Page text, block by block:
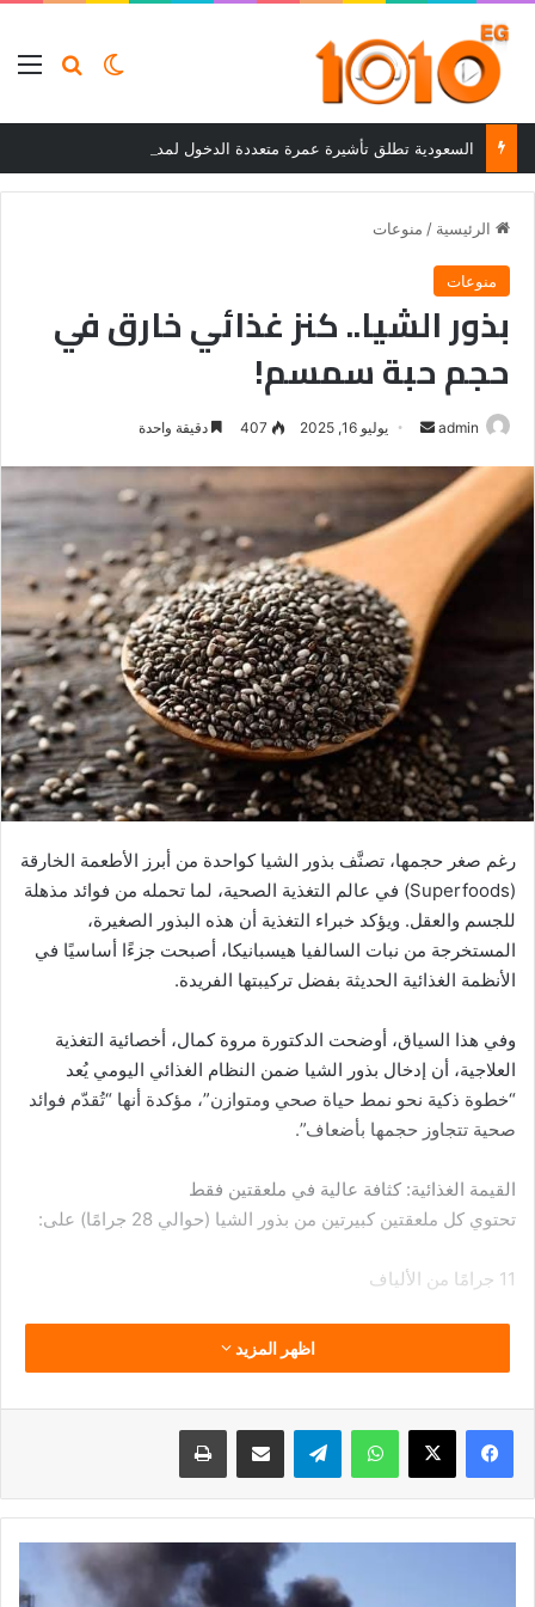
بحثالوضع
الرئيسية / منوعات
منوعات
بذور الشيا.. كنز غذائي خارق في
حجم حبة سمسم!
admin
أرسل
إلكترونيا
يوليو 16, 2025 407 دقيقة واحدة
رغم صغر حجمها، تصنَّف بذور الشيا كواحدة من أبرز الأطعمة الخارقة
(Superfoods) في عالم التغذية الصحية، لما تحمله من فوائد مذهلة
للجسم والعقل. ويؤكد خبراء التغذية أن هذه البذور الصغيرة،
المستخرجة من نبات السالفيا هيسبانيكا، أصبحت جزءًا أساسيًا في
الأنظمة الغذائية الحديثة بفضل تركيبتها الفريدة.
وفي هذا السياق، أوضحت الدكتورة مروة كمال، أخصائية التغذية
العلاجية، أن إدخال بذور الشيا ضمن النظام الغذائي اليومي يُعد
“خطوة ذكية نحو نمط حياة صحي ومتوازن”، مؤكدة أنها “تُقدّم فوائد
صحية تتجاوز حجمها بأضعاف”.
القيمة الغذائية: كثافة عالية في ملعقتين فقط
تحتوي كل ملعقتين كبيرتين من بذور الشيا (حوالي 28 جرامًا) على:
11 جرامًا من الألياف
18% من الاحتياج اليومي للكالسيوم
30% من المغنيسيوم
اظهر المزيد
فيسبوك ‫X واتساب تيلقرام مشاركة عبر البريد طباعة